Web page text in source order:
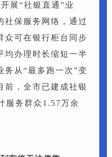
展“社银直通”业
社保服务网络，通过
众可在银行柜台同步
均办理时长缩短一半
务从“最多跑一次”变
前，全市已建成社银
服务群众1.57万余